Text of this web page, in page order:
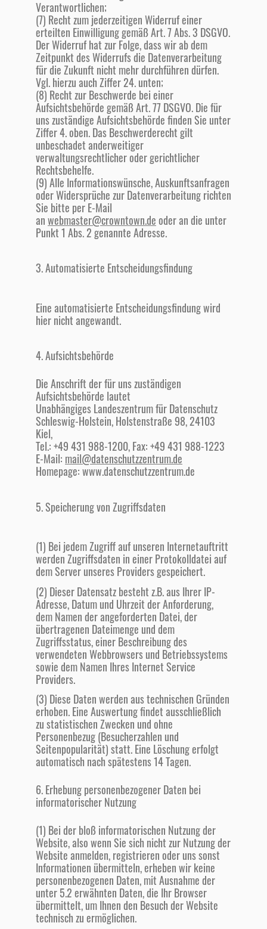
Verantwortlichen;
(7) Recht zum jederzeitigen Widerruf einer
erteilten Einwilligung gemäß Art. 7 Abs. 3 DSGVO.
Der Widerruf hat zur Folge, dass wir ab dem
Zeitpunkt des Widerrufs die Datenverarbeitung
für die Zukunft nicht mehr durchführen dürfen.
Vgl. hierzu auch Ziffer 24. unten;
(8) Recht zur Beschwerde bei einer
Aufsichtsbehörde gemäß Art. 77 DSGVO. Die für
uns zuständige Aufsichtsbehörde finden Sie unter
Ziffer 4. oben. Das Beschwerderecht gilt
unbeschadet anderweitiger
verwaltungsrechtlicher oder gerichtlicher
Rechtsbehelfe.
(9) Alle Informationswünsche, Auskunftsanfragen
oder Widersprüche zur Datenverarbeitung richten
Sie bitte per E-Mail
anwebmaster@crowntown.deoder an die unter
Punkt 1 Abs. 2 genannte Adresse.
3. Automatisierte Entscheidungsfindung
Eine automatisierte Entscheidungsfindung wird
hier nicht angewandt.
4. Aufsichtsbehörde
Die Anschrift der für uns zuständigen
Aufsichtsbehörde lautet
Unabhängiges Landeszentrum für Datenschutz
Schleswig-Holstein, Holstenstraße 98, 24103
Kiel,
Tel.: +49 431 988-1200, Fax: +49 431 988-1223
E-Mail: mail@datenschutzzentrum.de
Homepage: www.datenschutzzentrum.de
5. Speicherung von Zugriffsdaten
(1) Bei jedem Zugriff auf unseren Internetauftritt
werden Zugriffsdaten in einer Protokolldatei auf
dem Server unseres Providers gespeichert.
(2) Dieser Datensatz besteht z.B. aus Ihrer IP-
Adresse, Datum und Uhrzeit der Anforderung,
dem Namen der angeforderten Datei, der
übertragenen Dateimenge und dem
Zugriffsstatus, einer Beschreibung des
verwendeten Webbrowsers und Betriebssystems
sowie dem Namen Ihres Internet Service
Providers.
(3) Diese Daten werden aus technischen Gründen
erhoben. Eine Auswertung findet ausschließlich
zu statistischen Zwecken und ohne
Personenbezug (Besucherzahlen und
Seitenpopularität) statt. Eine Löschung erfolgt
automatisch nach spätestens 14 Tagen.
6. Erhebung personenbezogener Daten bei
informatorischer Nutzung
(1) Bei der bloß informatorischen Nutzung der
Website, also wenn Sie sich nicht zur Nutzung der
Website anmelden, registrieren oder uns sonst
Informationen übermitteln, erheben wir keine
personenbezogenen Daten, mit Ausnahme der
unter 5.2 erwähnten Daten, die Ihr Browser
übermittelt, um Ihnen den Besuch der Website
technisch zu ermöglichen.